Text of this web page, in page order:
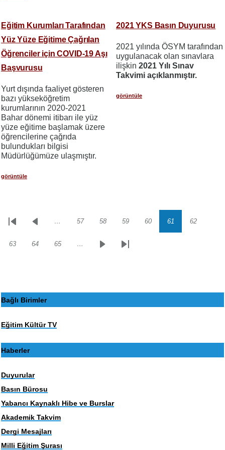
Eğitim Kurumları Tarafından
Yüz Yüze Eğitime Çağrılan
Öğrenciler için COVID-19 Aşı
Başvurusu
Yurt dışında faaliyet gösteren
bazı yükseköğretim
kurumlarının 2020-2021
Bahar dönemi itibarı ile yüz
yüze eğitime başlamak üzere
öğrencilerine çağrıda
bulundukları bilgisi
Müdürlüğümüze ulaşmıştır.
görüntüle
2021 YKS Basın Duyurusu
2021 yılında ÖSYM tarafından
uygulanacak olan sınavlara
ilişkin 2021 Yılı Sınav
Takvimi açıklanmıştır.
görüntüle
Sayfalama
İlk
Önceki… Sayfa
57 Sayfa
58 Sayfa
59 Sayfa
60 Sayfa
61 Sayfa
62
Sayfa
63 Sayfa
64 Sayfa
65 …
SonrakiSon
Bağlı Birimler
Eğitim Kültür TV
Haberler
Duyurular
Basın Bürosu
Yabancı Kaynaklı Hibe ve Burslar
Akademik Takvim
Dergi Mesajları
Milli Eğitim Şurası